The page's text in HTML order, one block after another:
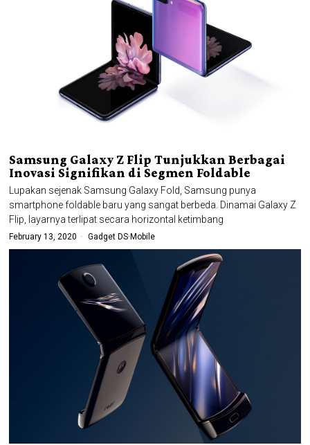
Samsung Galaxy Z Flip Tunjukkan Berbagai
Inovasi Signifikan di Segmen Foldable
Lupakan sejenak Samsung Galaxy Fold, Samsung punya
smartphone foldable baru yang sangat berbeda. Dinamai Galaxy Z
Flip, layarnya terlipat secara horizontal ketimbang
February 13, 2020 Gadget DS· Mobile